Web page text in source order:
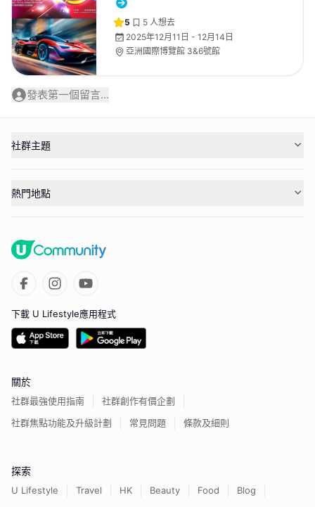
5 5 人想去
2025年12月11日 - 12月14日
亞洲國際博覽館 3&6號館
發表第一個留言...
社群主題
熱門地點
下載 U Lifestyle應用程式
關於
社群最強使用指南
社群創作有價企劃
社群焦點功能及升級計劃
常見問題 條款及細則
探索
U Lifestyle Travel HK Beauty Food
Blog